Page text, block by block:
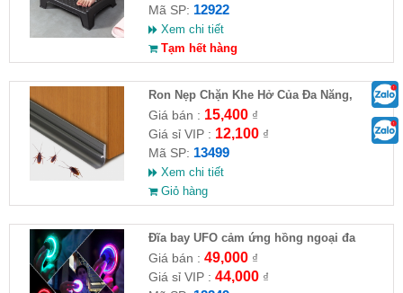
Mã SP: 12922
Xem chi tiết
Tạm hết hàng
Ron Nẹp Chặn Khe Hở Của Đa Năng,
Chống Côn Trùng( HĐ )
Giá bán : 15,400₫
Giá sỉ VIP : 12,100₫
Mã SP: 13499
Xem chi tiết
Giỏ hàng
Đĩa bay UFO cảm ứng hồng ngoại đa
chiều tự động bay về
Giá bán : 49,000₫
Giá sỉ VIP : 44,000₫